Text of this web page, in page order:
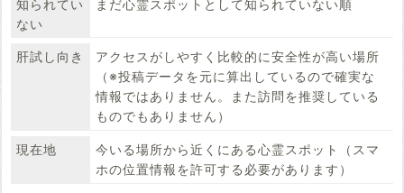
知られてい
ない
まだ心霊スポットとして知られていない順
肝試し向き
アクセスがしやすく比較的に安全性が高い場所
（※投稿データを元に算出しているので確実な
情報ではありません。また訪問を推奨している
ものでもありません）
現在地
今いる場所から近くにある心霊スポット（スマ
ホの位置情報を許可する必要があります）